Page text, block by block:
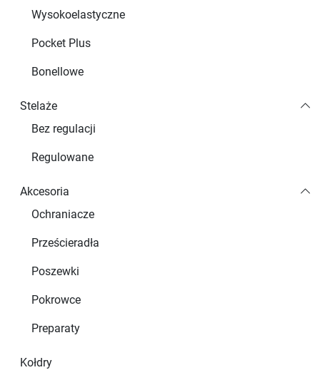
Wysokoelastyczne
Pocket Plus
Bonellowe
Stelaże
Bez regulacji
Regulowane
Akcesoria
Ochraniacze
Prześcieradła
Poszewki
Pokrowce
Preparaty
Kołdry